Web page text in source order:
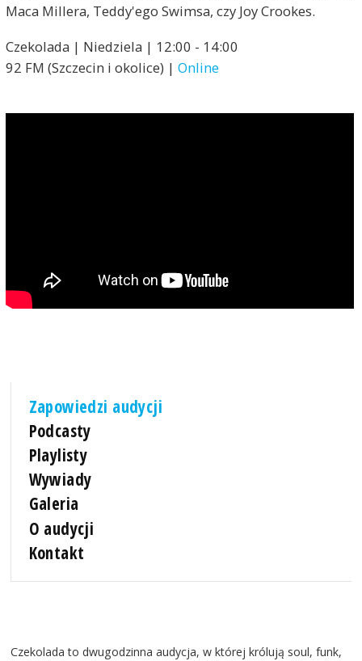
Maca Millera, Teddy'ego Swimsa, czy Joy Crookes.
Czekolada | Niedziela | 12:00 - 14:00
92 FM (Szczecin i okolice) | Online
Zapowiedzi audycji
Podcasty
Playlisty
Wywiady
Galeria
O audycji
Kontakt
Czekolada to dwugodzinna audycja, w której królują soul, funk,